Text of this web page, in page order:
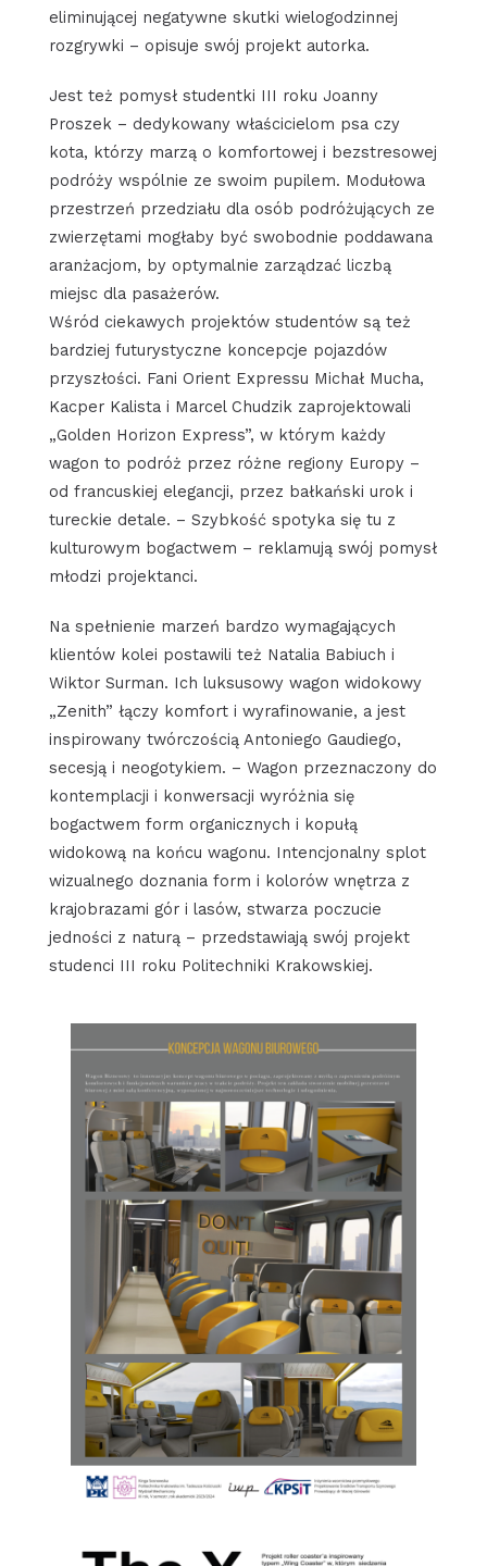
eliminującej negatywne skutki wielogodzinnej
rozgrywki – opisuje swój projekt autorka.
Jest też pomysł studentki III roku Joanny
Proszek – dedykowany właścicielom psa czy
kota, którzy marzą o komfortowej i bezstresowej
podróży wspólnie ze swoim pupilem. Modułowa
przestrzeń przedziału dla osób podróżujących ze
zwierzętami mogłaby być swobodnie poddawana
aranżacjom, by optymalnie zarządzać liczbą
miejsc dla pasażerów.
Wśród ciekawych projektów studentów są też
bardziej futurystyczne koncepcje pojazdów
przyszłości. Fani Orient Expressu Michał Mucha,
Kacper Kalista i Marcel Chudzik zaprojektowali
„Golden Horizon Express”, w którym każdy
wagon to podróż przez różne regiony Europy –
od francuskiej elegancji, przez bałkański urok i
tureckie detale. – Szybkość spotyka się tu z
kulturowym bogactwem – reklamują swój pomysł
młodzi projektanci.
Na spełnienie marzeń bardzo wymagających
klientów kolei postawili też Natalia Babiuch i
Wiktor Surman. Ich luksusowy wagon widokowy
„Zenith” łączy komfort i wyrafinowanie, a jest
inspirowany twórczością Antoniego Gaudiego,
secesją i neogotykiem. – Wagon przeznaczony do
kontemplacji i konwersacji wyróżnia się
bogactwem form organicznych i kopułą
widokową na końcu wagonu. Intencjonalny splot
wizualnego doznania form i kolorów wnętrza z
krajobrazami gór i lasów, stwarza poczucie
jedności z naturą – przedstawiają swój projekt
studenci III roku Politechniki Krakowskiej.